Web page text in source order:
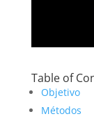
Table of
Objetivo
Métodos